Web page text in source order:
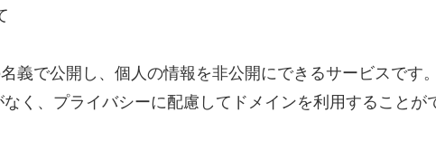
義で公開し、個人の情報を非公開にできるサービスです。
く、プライバシーに配慮してドメインを利用することが